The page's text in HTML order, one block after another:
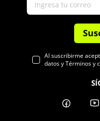
Al suscribirme
datos y Términos y